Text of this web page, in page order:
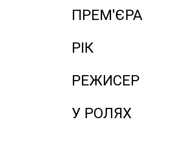
ПРЕМ'ЄРА
РІК
РЕЖИСЕР
У РОЛЯХ